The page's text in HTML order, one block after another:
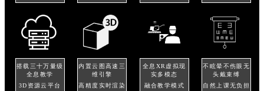
搭载三十万量级
全息教学
3D资源云平台
内置云图高速三
维引擎
高精度实时渲染
全息XR虚拟现
实多模态
融合教学模式
不眩晕不伤眼无
头戴束缚
自然上课无负担